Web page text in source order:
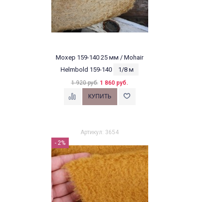
Мохер 159-140 25 мм / Mohair
Helmbold 159-140
1/8 м
1 920 руб. 1 860 руб.
Артикул: 3654
- 2%